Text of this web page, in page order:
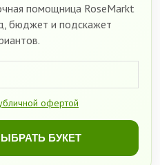
помощница RoseMarkt
бюджет и подскажет
офертой
БУКЕТ